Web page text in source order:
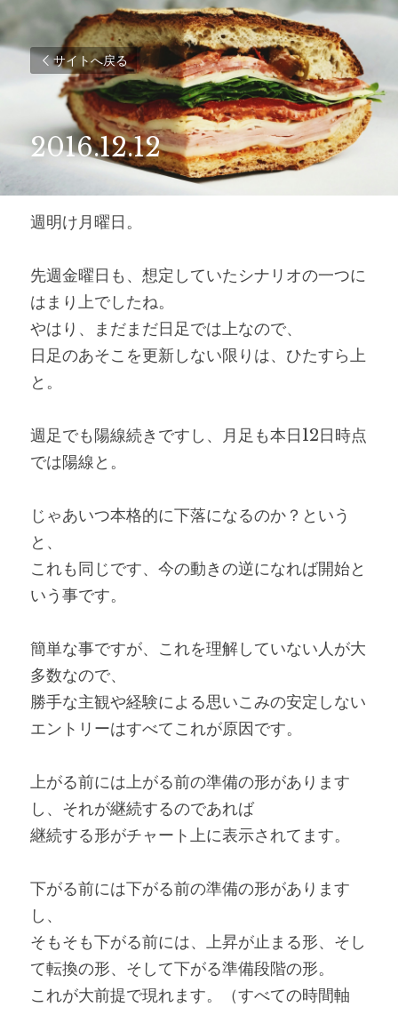
サイトへ戻る
2016.12.12
週明け月曜日。
先週金曜日も、想定していたシナリオの一つに
はまり上でしたね。
やはり、まだまだ日足では上なので、
日足のあそこを更新しない限りは、ひたすら上
と。
週足でも陽線続きですし、月足も本日12日時点
では陽線と。
じゃあいつ本格的に下落になるのか？という
と、
これも同じです、今の動きの逆になれば開始と
いう事です。
簡単な事ですが、これを理解していない人が大
多数なので、
勝手な主観や経験による思いこみの安定しない
エントリーはすべてこれが原因です。
上がる前には上がる前の準備の形があります
し、それが継続するのであれば
継続する形がチャート上に表示されてます。
下がる前には下がる前の準備の形があります
し、
そもそも下がる前には、上昇が止まる形、そし
て転換の形、そして下がる準備段階の形。
これが大前提で現れます。（すべての時間軸